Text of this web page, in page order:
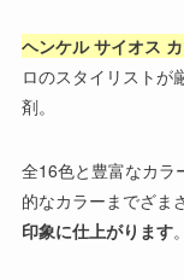
ヘンケル サイオス
ロのスタイリストが
剤。
全16色と豊富なカラ
的なカラーまでざま
印象に仕上がります。